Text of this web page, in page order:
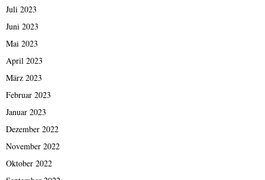
Juli 2023
Juni 2023
Mai 2023
April 2023
März 2023
Februar 2023
Januar 2023
Dezember 2022
November 2022
Oktober 2022